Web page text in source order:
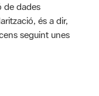
de dades
és a dir,
seguint unes